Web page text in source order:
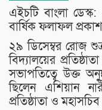
এইচটি বাংলা
বার্ষিক ফলাফল
২৯ ডিসেম্বর রোজ
বিদ‍্যালয়ের
সভাপতিত্বে উক্ত
ছিলেন এশিয়ান
প্রতিষ্ঠাতা ও